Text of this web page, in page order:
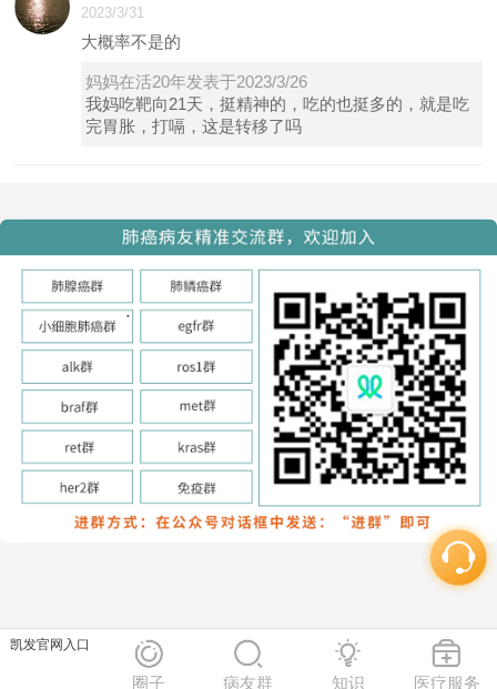
2023/3/31
大概率不是的
妈妈在活20年发表于2023/3/26
我妈吃靶向21天，挺精神的，吃的也挺多的，就是吃
完胃胀，打嗝，这是转移了吗
凯发官网入口
圈子 病友群 知识 医疗服务